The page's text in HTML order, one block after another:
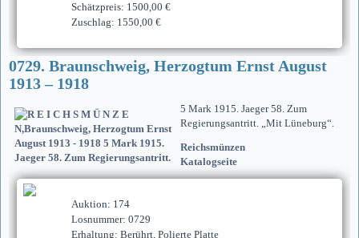
Schätzpreis: 1500,00 €
Zuschlag: 1550,00 €
0729. Braunschweig, Herzogtum Ernst August
1913 – 1918
5 Mark 1915. Jaeger 58. Zum
Regierungsantritt. „Mit Lüneburg“.
Reichsmünzen
Katalogseite
Auktion: 174
Losnummer: 0729
Erhaltung: Berührt, Polierte Platte